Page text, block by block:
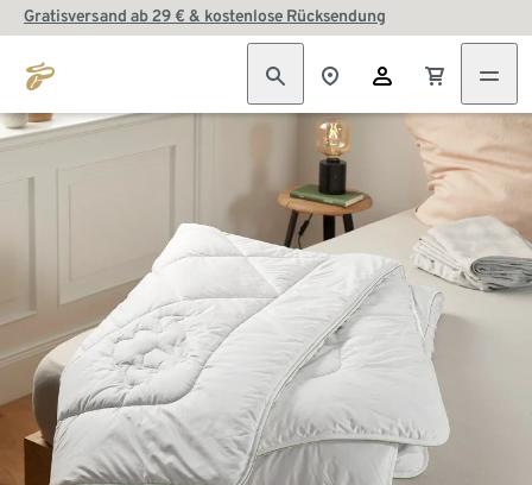
Gratisversand ab 29 € & kostenlose Rücksendung